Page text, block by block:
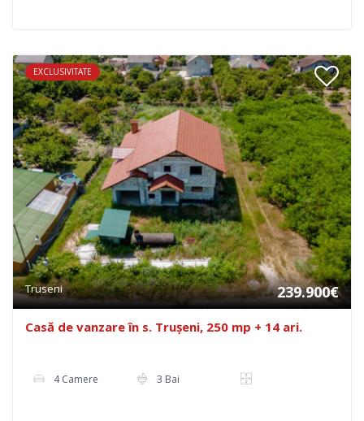
EXCLUSIVITATE
Truseni 239.900€
Casă de vanzare în s. Trușeni, 250 mp + 14 ari.
4 Camere 3 Bai